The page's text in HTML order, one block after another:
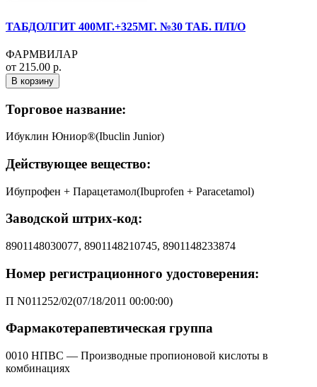
ТАБДОЛГИТ 400МГ.+325МГ. №30 ТАБ. П/П/О
ФАРМВИЛАР
от 215.00 р.
В корзину
Торговое название:
Ибуклин Юниор®(Ibuclin Junior)
Действующее вещество:
Ибупрофен + Парацетамол(Ibuprofen + Paracetamol)
Заводской штрих-код:
8901148030077, 8901148210745, 8901148233874
Номер регистрационного удостоверения:
П N011252/02(07/18/2011 00:00:00)
Фармакотерапевтическая группа
0010 НПВС — Производные пропионовой кислоты в
комбинациях